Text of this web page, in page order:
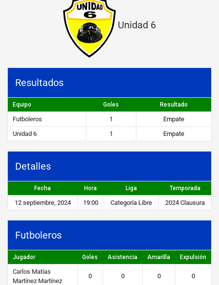
n
i
d
a
STEIBI
content/uploads/2019/04/STEIBI-
WEB-
2.png
Unidad 6
Resultados
Equipo Goles Resultado
Futboleros 1
Empate
Unidad 6
1 Empate
Detalles
Fecha Hora Liga Temporada
12 septiembre, 2024 19:00 Categoría Libre 2024 Clausura
Futboleros
Jugador Goles Asistencia Amarilla Expulsión
Carlos Matías
Martínez Martínez
0 0 0 0